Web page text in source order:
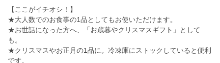
【ここがイチオシ！】
★大人数でのお食事の1品としてもお使いただけます。
★お世話になった方へ、「お歳暮やクリスマスギフト」として
も。
★クリスマスやお正月の1品に。冷凍庫にストックしていると便利
です。